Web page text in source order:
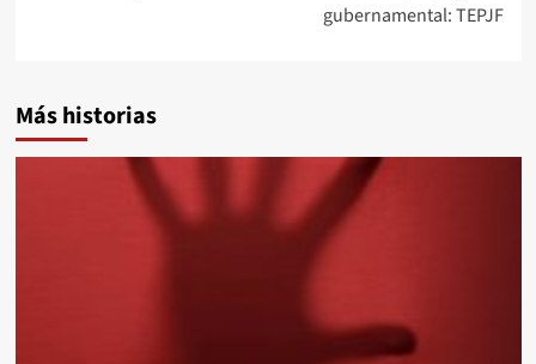
gubernamental: TEPJF
Más historias